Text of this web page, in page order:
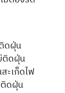
ดฝุ่น
ติดฝุ่น
ะเก็ดไฟ
ติดฝุ่น